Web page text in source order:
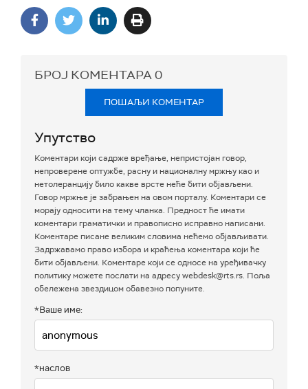
БРОЈ КОМЕНТАРА0
ПОШАЉИ КОМЕНТАР
Упутство
Коментари који садрже вређање, непристојан говор,
непроверене оптужбе, расну и националну мржњу као и
нетолеранцију било какве врсте неће бити објављени.
Говор мржње је забрањен на овом порталу. Коментари се
морају односити на тему чланка. Предност ће имати
коментари граматички и правописно исправно написани.
Коментаре писане великим словима нећемо објављивати.
Задржавамо право избора и краћења коментара који ће
бити објављени. Коментаре који се односе на уређивачку
политику можете послати на адресу webdesk@rts.rs. Поља
обележена звездицом обавезно попуните.
*Ваше име:
*наслов